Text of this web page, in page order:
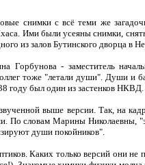
снимки с всё теми же
Ими были усеяны снимки,
из залов Бутинского дворца в
Горбунова - заместитель
тоже "летали души". Души и
году был один из застенков
выше версии. Так, на
По словам Марины Николаевны,
души покойников".
Каких только версий они